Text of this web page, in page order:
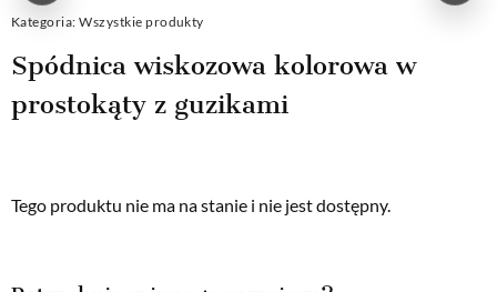
Kategoria: Wszystkie produkty
Spódnica wiskozowa kolorowa w
prostokąty z guzikami
Tego produktu nie ma na stanie i nie jest dostępny.